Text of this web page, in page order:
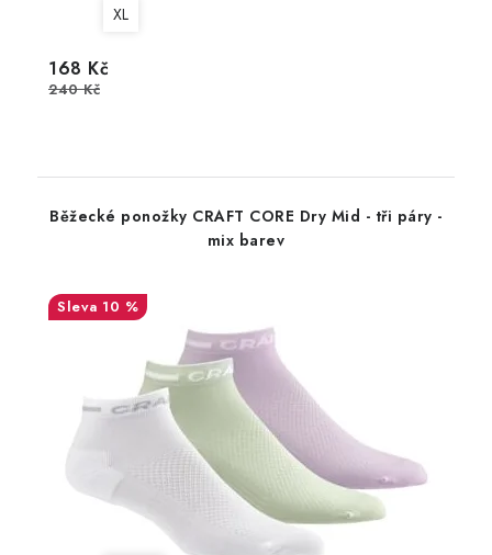
XL
168 Kč
240 Kč
Běžecké ponožky CRAFT CORE Dry Mid - tři páry -
mix barev
10 %